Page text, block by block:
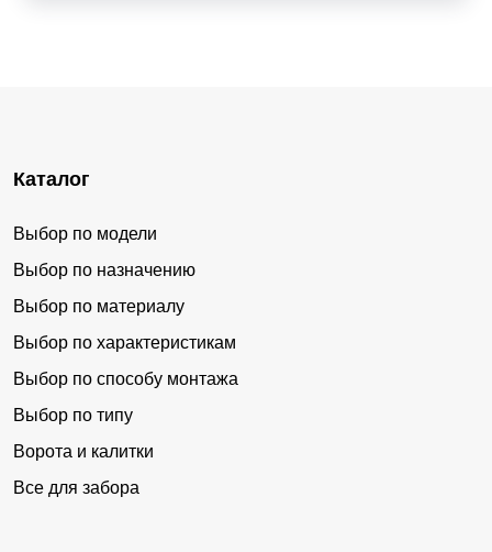
Каталог
Выбор по модели
Выбор по назначению
Выбор по материалу
Выбор по характеристикам
Выбор по способу монтажа
Выбор по типу
Ворота и калитки
Все для забора